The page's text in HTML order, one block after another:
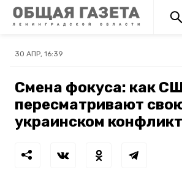
30 АПР, 16:39
Смена фокуса: как
пересматривают
украинском